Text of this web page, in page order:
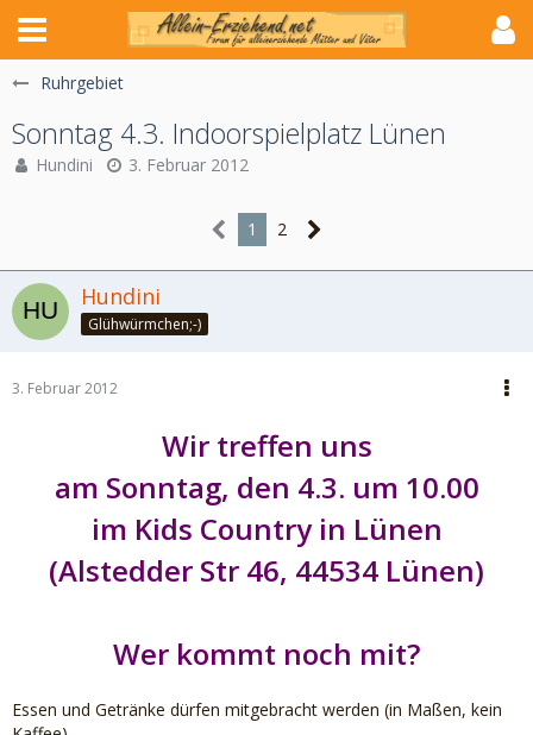
Ruhrgebiet
Sonntag 4.3. Indoorspielplatz Lünen
Hundini 3. Februar 2012
1 2
Hundini
Glühwürmchen;-)
3. Februar 2012
Wir treffen uns
am Sonntag, den 4.3. um 10.00
im Kids Country in Lünen
(Alstedder Str 46, 44534 Lünen)
Wer kommt noch mit?
Essen und Getränke dürfen mitgebracht werden (in Maßen, kein